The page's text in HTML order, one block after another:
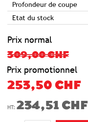
Profondeur de coupe
Etat du stock
Prix normal
309,00 CHF
Prix promotionnel
253,50 CHF
234,51 CHF